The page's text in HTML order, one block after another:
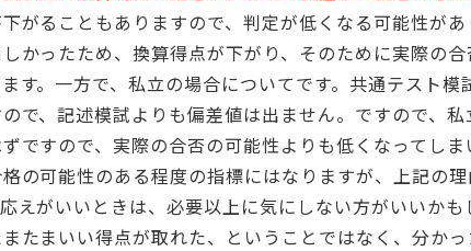
がることもありますので、判定が低くなる可能性が
かったため、換算得点が下がり、そのために実際の合
す。一方で、私立の場合についてです。共通テスト模
で、記述模試よりも偏差値は出ません。ですので、
ですので、実際の合否の可能性よりも低くなってしま
の可能性のある程度の指標にはなりますが、上記の
えがいいときは、必要以上に気にしない方がいいか
たまいい得点が取れた、ということではなく、分か